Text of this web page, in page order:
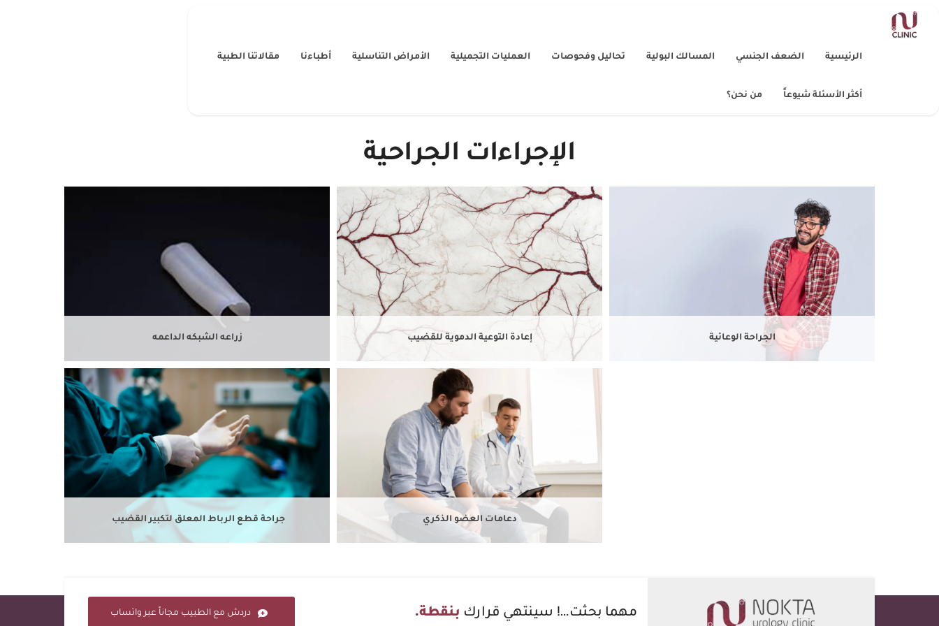
الرئيسية الضعف الجنسي المسالك البولية تحاليل وفحوصات العمليات التجميلية الأمراض التناسلية أطباءنا مقالاتنا الطبية
أكثر الأسئلة شيوعاً من نحن؟
الإجراءات الجراحية
زراعه الشبكه الداعمه إعادة التوعية الدموية للقضيب الجراحة الوعائية
جراحة قطع الرباط المعلق لتكبير القضيب
جراحة قطع الرباط المعلق لتكبير القضيب
دعامات العضو الذكري
دعامات العضو الذكري
مهما بحثت…! سينتهي قرارك بنقطة. دردش مع الطبيب مجاناً عبر واتساب